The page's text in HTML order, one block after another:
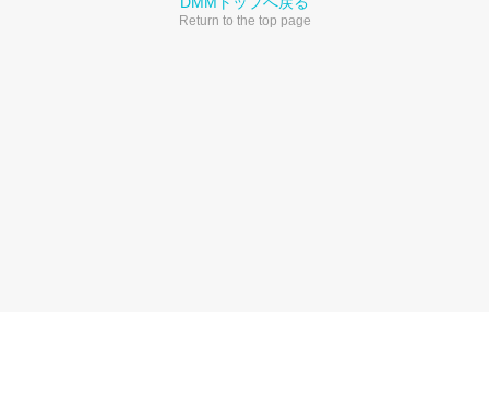
Return to the top page